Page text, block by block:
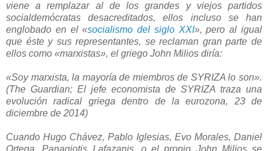
viene a remplazar al de los grandes y viejos partidos
socialdemócratas desacreditados, ellos incluso se han
englobado en el«socialismo del siglo XXI», pero al igual
que éste y sus representantes, se reclaman gran parte de
ellos como «marxistas», el griego John Milios diría:
«Soy marxista, la mayoría de miembros de SYRIZA lo son».
(The Guardian; El jefe economista de SYRIZA traza una
evolución radical griega dentro de la eurozona, 23 de
diciembre de 2014)
Cuando Hugo Chávez, Pablo Iglesias, Evo Morales, Daniel